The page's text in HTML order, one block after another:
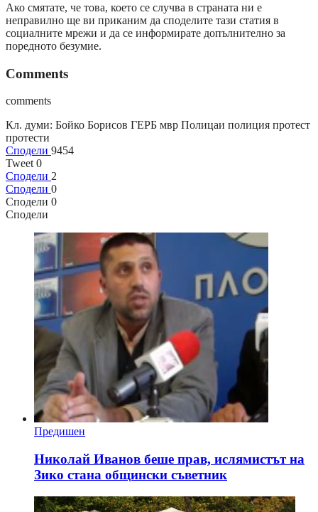
Ако смятате, че това, което се случва в страната ни е
неправилно ще ви приканим да споделите тази статия в
социалните мрежи и да се информирате допълнително за
поредното безумие.
Comments
comments
Кл. думи: Бойко Борисов ГЕРБ мвр Полицаи полиция протест
протести
Сподели 9454
Tweet 0
Сподели 2
Сподели 0
Сподели 0
Сподели
Предишен
Николай Иванов беше прав, ислямистът на
Зико стана общински съветник